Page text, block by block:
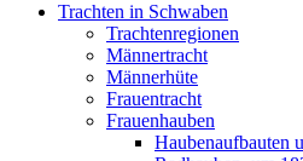
Trachten in Schwaben
Trachtenregionen
Männertracht
Männerhüte
Frauentracht
Frauenhauben
Haubenaufbauten